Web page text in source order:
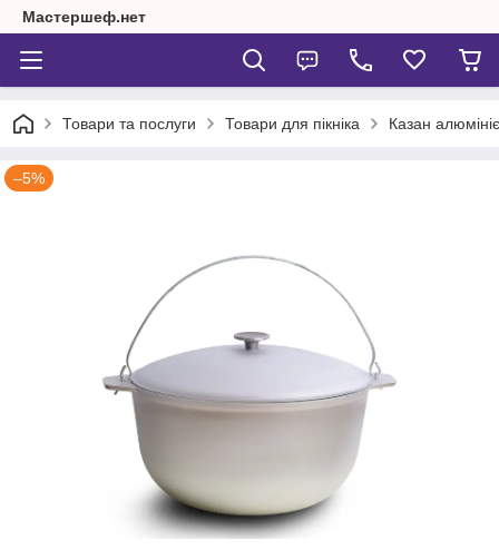
Мастершеф.нет
Товари та послуги Товари для пікніка Казан
–5%